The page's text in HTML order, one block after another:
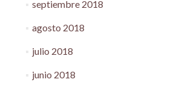
septiembre 2018
agosto 2018
julio 2018
junio 2018